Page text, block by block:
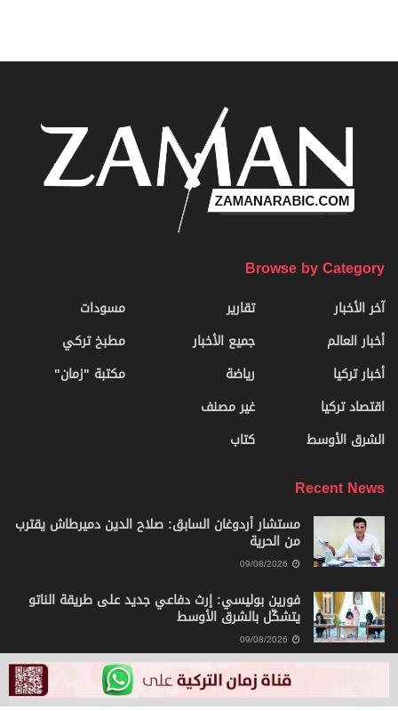
Browse by Category
آخر الأخبار
أخبار العالم
أخبار تركيا
اقتصاد تركيا
الشرق الأوسط
تقارير
جميع الأخبار
رياضة
غير مصنف
كتاب
مسودات
مطبخ تركي
مكتبة "زمان"
Recent News
مستشار أردوغان السابق: صلاح الدين دميرطاش يقترب
من الحرية
فورين بوليسي: إرث دفاعي جديد على طريقة الناتو
يتشكّل بالشرق الأوسط